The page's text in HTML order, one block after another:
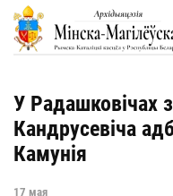
Skip to main content
У Радашковічах
Кандрусевіча
Камунія
17 мая